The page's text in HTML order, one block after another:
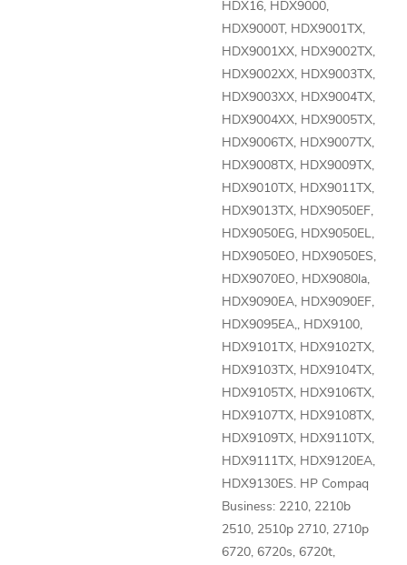
HDX16, HDX9000,
HDX9000T, HDX9001TX,
HDX9001XX, HDX9002TX,
HDX9002XX, HDX9003TX,
HDX9003XX, HDX9004TX,
HDX9004XX, HDX9005TX,
HDX9006TX, HDX9007TX,
HDX9008TX, HDX9009TX,
HDX9010TX, HDX9011TX,
HDX9013TX, HDX9050EF,
HDX9050EG, HDX9050EL,
HDX9050EO, HDX9050ES,
HDX9070EO, HDX9080la,
HDX9090EA, HDX9090EF,
HDX9095EA,, HDX9100,
HDX9101TX, HDX9102TX,
HDX9103TX, HDX9104TX,
HDX9105TX, HDX9106TX,
HDX9107TX, HDX9108TX,
HDX9109TX, HDX9110TX,
HDX9111TX, HDX9120EA,
HDX9130ES. HP Compaq
Business: 2210, 2210b
2510, 2510p 2710, 2710p
6720, 6720s, 6720t,